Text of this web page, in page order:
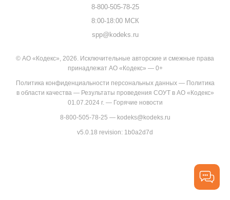
8-800-505-78-25
8:00-18:00 МСК
spp@kodeks.ru
© АО «Кодекс», 2026. Исключительные авторские и смежные права
принадлежат АО «Кодекс» — 0+
Политика конфиденциальности персональных данных— Политика
в области качества— Результаты проведения СОУТ в АО «Кодекс»
01.07.2024 г.— Горячие новости
8-800-505-78-25 — kodeks@kodeks.ru
v5.0.18 revision: 1b0a2d7d